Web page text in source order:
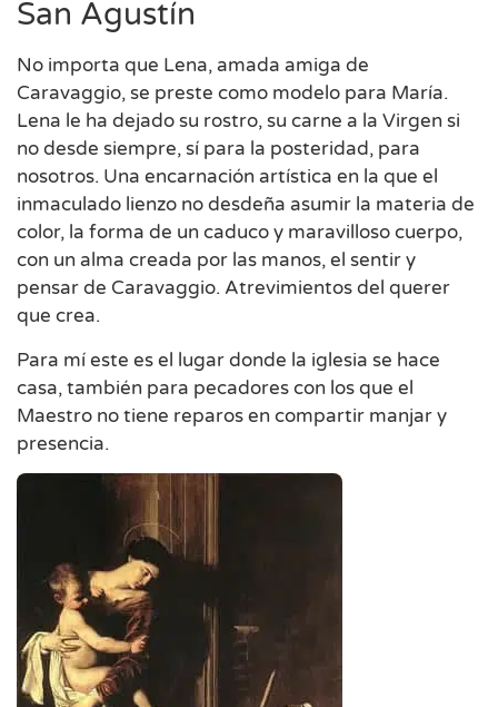
San Agustín
No importa que Lena, amada amiga de
Caravaggio, se preste como modelo para María.
Lena le ha dejado su rostro, su carne a la Virgen si
no desde siempre, sí para la posteridad, para
nosotros. Una encarnación artística en la que el
inmaculado lienzo no desdeña asumir la materia de
color, la forma de un caduco y maravilloso cuerpo,
con un alma creada por las manos, el sentir y
pensar de Caravaggio. Atrevimientos del querer
que crea.
Para mí este es el lugar donde la iglesia se hace
casa, también para pecadores con los que el
Maestro no tiene reparos en compartir manjar y
presencia.